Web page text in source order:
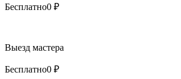
Бесплатно0 ₽
Выезд мастера
Бесплатно0 ₽